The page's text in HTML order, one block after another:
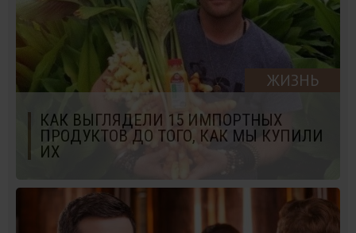
ЖИЗНЬ
КАК ВЫГЛЯДЕЛИ 15 ИМПОРТНЫХ
ПРОДУКТОВ ДО ТОГО, КАК МЫ КУПИЛИ
ИХ